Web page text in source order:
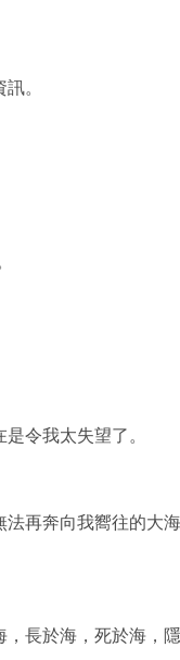
。
是令我太失望了。
法再奔向我嚮往的大海
，長於海，死於海，隱